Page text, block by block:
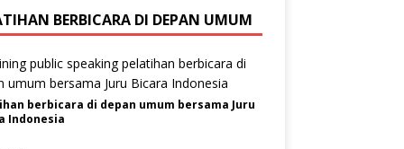
BERBICARA DI DEPAN UMUM
berbicara di depan umum bersama Juru
Indonesia